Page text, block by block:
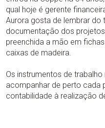
qual hoje é gerente
Aurora gosta de lembrar do
documentação dos
preenchida a mão em
caixas de madeira.
Os instrumentos de
acompanhar de perto cada
contabilidade à realização